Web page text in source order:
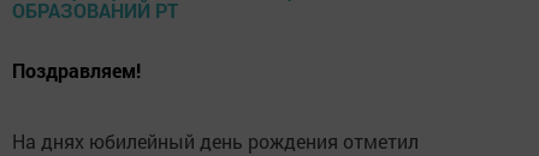
Поздравляем!
На днях юбилейный день рождения отметил